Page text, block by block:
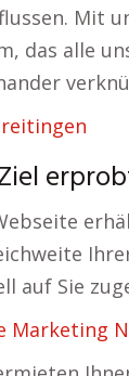
Mit
das alle
auf Sie
Marketing